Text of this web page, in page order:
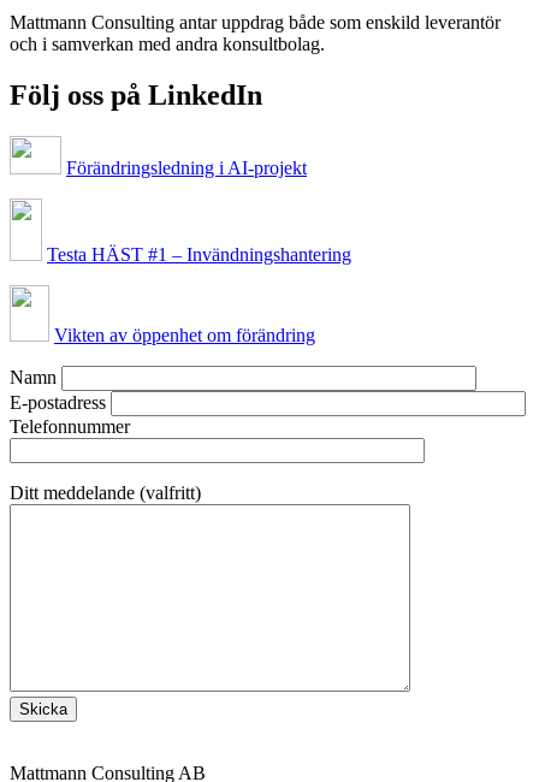
Mattmann Consulting antar uppdrag både som enskild leverantör
och i samverkan med andra konsultbolag.
Följ oss på LinkedIn
Förändringsledning i AI-projekt
Testa HÄST #1 – Invändningshantering
Vikten av öppenhet om förändring
Namn
E-postadress
Telefonnummer
Ditt meddelande (valfritt)
Mattmann Consulting AB